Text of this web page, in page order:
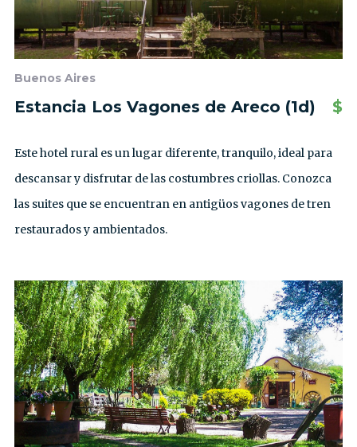
Buenos Aires
Estancia Los Vagones de Areco (1d) $
Este hotel rural es un lugar diferente, tranquilo, ideal para
descansar y disfrutar de las costumbres criollas. Conozca
las suites que se encuentran en antigüos vagones de tren
restaurados y ambientados.